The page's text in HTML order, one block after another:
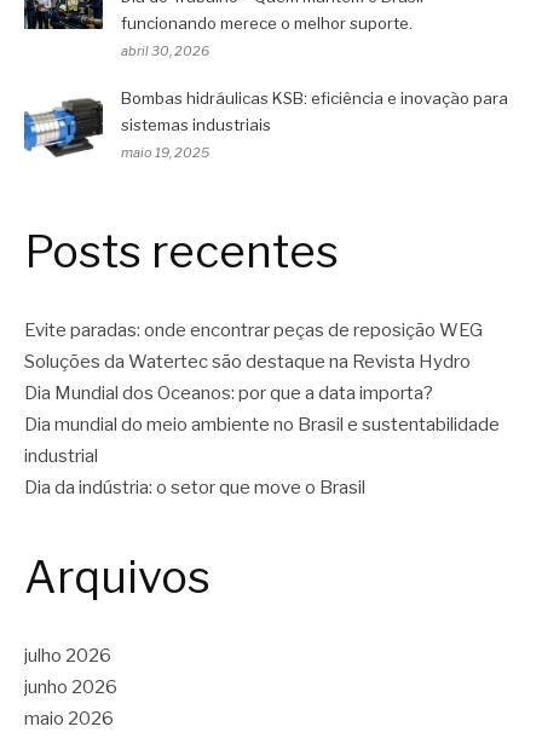
funcionando merece o melhor suporte.
abril 30, 2026
Bombas hidráulicas KSB: eficiência e inovação para
sistemas industriais
maio 19, 2025
Posts recentes
Evite paradas: onde encontrar peças de reposição WEG
Soluções da Watertec são destaque na Revista Hydro
Dia Mundial dos Oceanos: por que a data importa?
Dia mundial do meio ambiente no Brasil e sustentabilidade
industrial
Dia da indústria: o setor que move o Brasil
Arquivos
julho 2026
junho 2026
maio 2026